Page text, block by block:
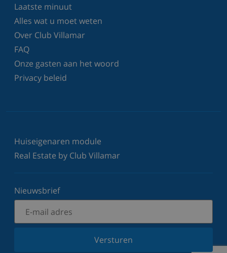
Laatste minuut
Alles wat u moet weten
Over Club Villamar
FAQ
Onze gasten aan het woord
Privacy beleid
Huiseigenaren module
Real Estate by Club Villamar
Nieuwsbrief
Versturen